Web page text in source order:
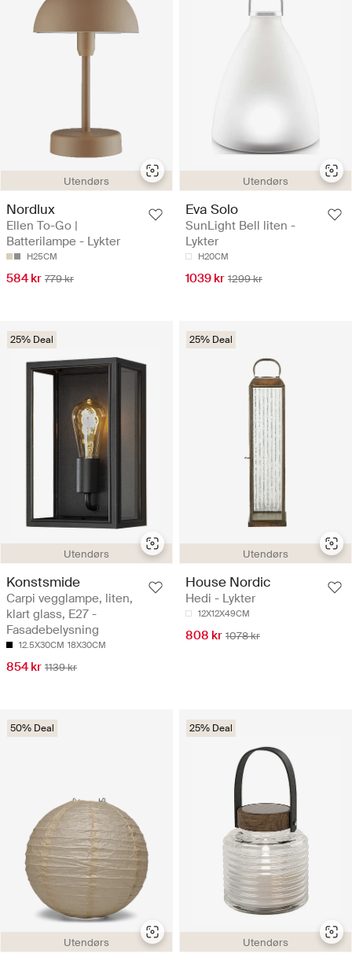
Utendørs
Nordlux
Ellen To-Go |
Batterilampe - Lykter
H25CM
584 kr 779 kr
Utendørs
Eva Solo
SunLight Bell liten -
Lykter
H20CM
1039 kr 1299 kr
Utendørs
25% Deal
Konstsmide
Carpi vegglampe, liten,
klart glass, E27 -
Fasadebelysning
12.5X30CM 18X30CM
854 kr 1139 kr
Utendørs
25% Deal
House Nordic
Hedi - Lykter
12X12X49CM
808 kr 1078 kr
Utendørs
50% Deal
Utendørs
25% Deal